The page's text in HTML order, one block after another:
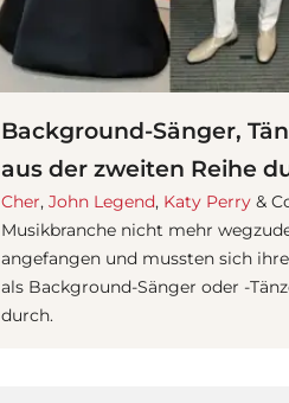
Background-Sänger,
aus der zweiten Reihe
Cher, John Legend, Katy Perry &
Musikbranche nicht mehr
angefangen und mussten sich
als Background-Sänger oder -
durch.